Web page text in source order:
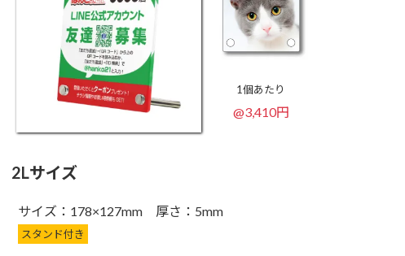
1個あたり
@3,410円
2Lサイズ
サイズ：178×127mm 厚さ：5mm
スタンド付き